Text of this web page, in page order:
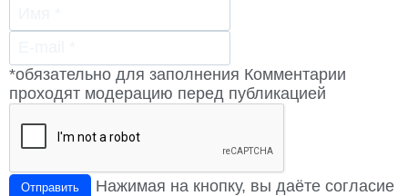
*обязательно для заполнения Комментарии
проходят модерацию перед публикацией
Отправить
Нажимая на кнопку, вы даёте согласие